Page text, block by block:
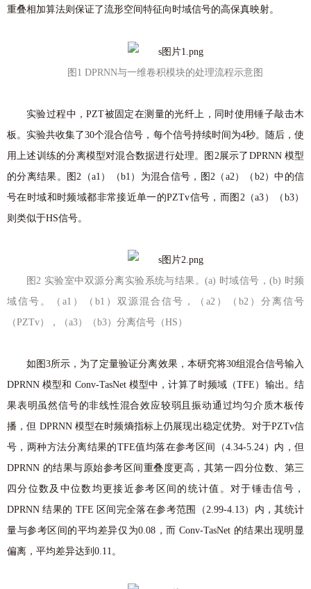
重叠相加算法则保证了流形空间特征向时域信号的高保真映射。
图1 DPRNN与一维卷积模块的处理流程示意图
实验过程中，PZT被固定在测量的光纤上，同时使用锤子敲击木
板。实验共收集了30个混合信号，每个信号持续时间为4秒。随后，使
用上述训练的分离模型对混合数据进行处理。图2展示了DPRNN 模型
的分离结果。图2（a1）（b1）为混合信号，图2（a2）（b2）中的信
号在时域和时频域都非常接近单一的PZTv信号，而图2（a3）（b3）
则类似于HS信号。
图2 实验室中双源分离实验系统与结果。(a) 时域信号，(b) 时频
域信号。（a1）（b1）双源混合信号，（a2）（b2）分离信号
（PZTv），（a3）（b3）分离信号（HS）
如图3所示，为了定量验证分离效果，本研究将30组混合信号输入
DPRNN 模型和 Conv-TasNet 模型中，计算了时频域（TFE）输出。结
果表明虽然信号的非线性混合效应较弱且振动通过均匀介质木板传
播，但 DPRNN 模型在时频熵指标上仍展现出稳定优势。对于PZTv信
号，两种方法分离结果的TFE值均落在参考区间（4.34-5.24）内，但
DPRNN 的结果与原始参考区间重叠度更高，其第一四分位数、第三
四分位数及中位数均更接近参考区间的统计值。对于锤击信号，
DPRNN 结果的 TFE 区间完全落在参考范围（2.99-4.13）内，其统计
量与参考区间的平均差异仅为0.08，而 Conv-TasNet 的结果出现明显
偏离，平均差异达到0.11。